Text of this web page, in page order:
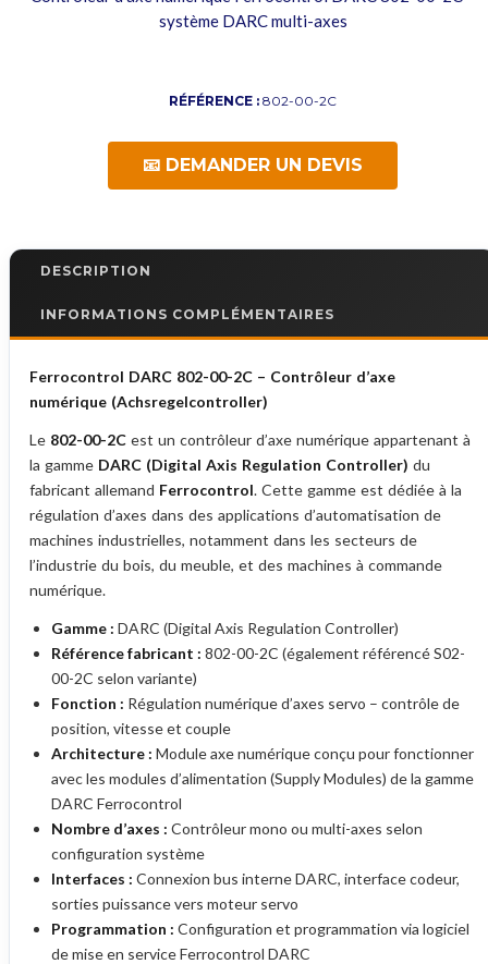
système DARC multi-axes
RÉFÉRENCE : 802-00-2C
📧 DEMANDER UN DEVIS
DESCRIPTION
INFORMATIONS COMPLÉMENTAIRES
Ferrocontrol DARC 802-00-2C – Contrôleur d’axe
numérique (Achsregelcontroller)
Le 802-00-2C est un contrôleur d’axe numérique appartenant à
la gamme DARC (Digital Axis Regulation Controller) du
fabricant allemand Ferrocontrol. Cette gamme est dédiée à la
régulation d’axes dans des applications d’automatisation de
machines industrielles, notamment dans les secteurs de
l’industrie du bois, du meuble, et des machines à commande
numérique.
Gamme : DARC (Digital Axis Regulation Controller)
Référence fabricant : 802-00-2C (également référencé S02-
00-2C selon variante)
Fonction : Régulation numérique d’axes servo – contrôle de
position, vitesse et couple
Architecture : Module axe numérique conçu pour fonctionner
avec les modules d’alimentation (Supply Modules) de la gamme
DARC Ferrocontrol
Nombre d’axes : Contrôleur mono ou multi-axes selon
configuration système
Interfaces : Connexion bus interne DARC, interface codeur,
sorties puissance vers moteur servo
Programmation : Configuration et programmation via logiciel
de mise en service Ferrocontrol DARC